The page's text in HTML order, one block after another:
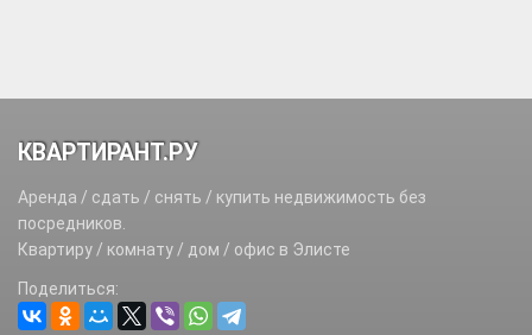
КВАРТИРАНТ.РУ
Аренда / сдать / снять / купить недвижимость без
посредников.
Квартиру / комнату / дом / офис в Элисте
Поделиться: